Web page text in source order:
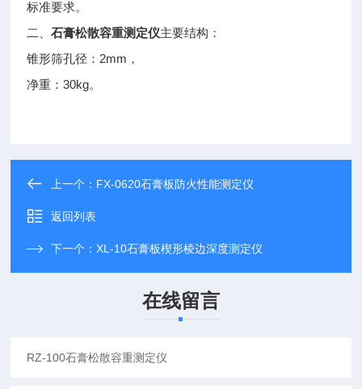
标准要求。
二、石膏松散容重测定仪主要结构：
锥形筛孔径： 2mm ，
净重：30kg。
上一个： FX-0620石膏板防火性能测定仪
返回列表
下一个：XL-10石膏板楔形棱边深度测定仪
在线留言